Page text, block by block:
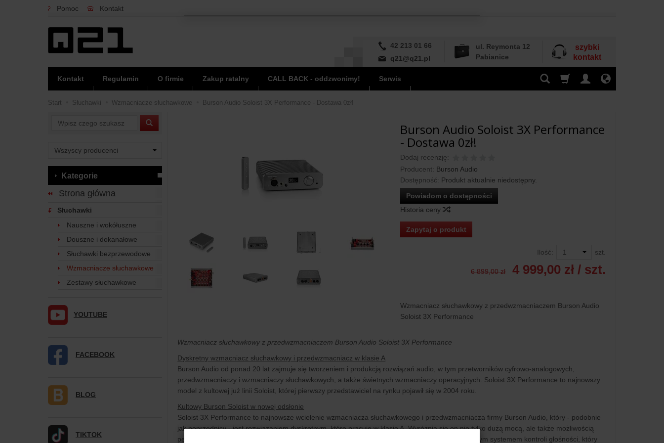
Pomoc Kontakt
42 213 01 66
q21@q21.pl
ul. Reymonta 12
Pabianice
szybki
kontakt
Kontakt Regulamin O firmie Zakup ratalny CALL BACK - oddzwonimy! Serwis
Start Słuchawki Wzmacniacze słuchawkowe Burson Audio Soloist 3X Performance - Dostawa 0zł!
Burson Audio Soloist 3X Performance
- Dostawa 0zł!
Dodaj recenzję:
Producent: Burson Audio
Dostępność: Produkt aktualnie niedostępny.
Powiadom o dostępności
Historia ceny
Zapytaj o produkt
Ilość: szt.
6 899,00 zł 4 999,00 zł/ szt.
Wzmacniacz słuchawkowy z przedwzmacniaczem Burson Audio
Soloist 3X Performance
Wzmacniacz słuchawkowy z przedwzmacniaczem Burson Audio Soloist 3X Performance
Dyskretny wzmacniacz słuchawkowy i przedwzmacniacz w klasie A
Burson Audio od ponad 20 lat zajmuje się tworzeniem i produkcją rozwiązań audio, w tym przetworników cyfrowo-analogowych,
przedwzmacniaczy i wzmacniaczy słuchawkowych, a także świetnych wzmacniaczy operacyjnych. Soloist 3X Performance to najnowszy
model z kultowej już linii Soloist, której pierwszy przedstawiciel na rynku pojawił się w 2004 roku.
Kultowy Burson Soloist w nowej odsłonie
Soloist 3X Performance to najnowsze wcielenie wzmacniacza słuchawkowego i przedwzmacniacza firmy Burson Audio, który - podobnie
jak poprzednicy - jest rozwiązaniem dyskretnym, które pracuje w klasie A. Wyróżnia się on nie tylko dużą mocą, ale także możliwością
personalizacji brzmiania za pomocą wymiennych wzmacniaczy operacyjnych oraz zaawansowanym systemem kontroli głośności, który
Wyszukaj
Kategorie
Strona główna
Słuchawki
Nauszne i wokółuszne
Douszne i dokanałowe
Słuchawki bezprzewodowe
Wzmacniacze słuchawkowe
Zestawy słuchawkowe
YOUTUBE
FACEBOOK
BLOG
TIKTOK